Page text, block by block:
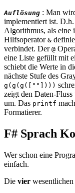
Auflösung : Man
implementiert ist. D.h.
Algorithmus, als eine
Hilfsoperator &
verbindet. Der @
eine Liste gefüllt mit
schiebt die Werte in
nächste Stufe des
g(g(g([""])))
zeigt den Daten-
um. Das printf
Formatierer.
F# Sprach
Wer schon eine
einfach.
Die vier